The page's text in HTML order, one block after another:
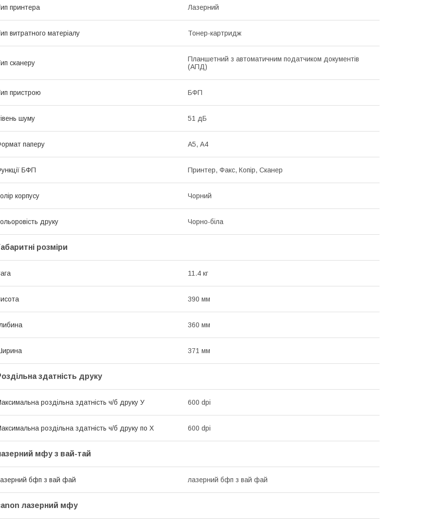
принтера Лазерний
витратного матеріалу Тонер-картридж
сканеру
Планшетний з автоматичним податчиком документів
(АПД)
пристрою БФП
шуму 51 дБ
паперу А5, А4
БФП Принтер, Факс, Копір, Сканер
корпусу Чорний
друку Чорно-біла
розміри
11.4 кг
390 мм
360 мм
371 мм
здатність друку
роздільна здатність ч/б друку У 600 dpi
роздільна здатність ч/б друку по Х 600 dpi
мфу з вай-тай
бфп з вай фай лазерний бфп з вай фай
лазерний мфу